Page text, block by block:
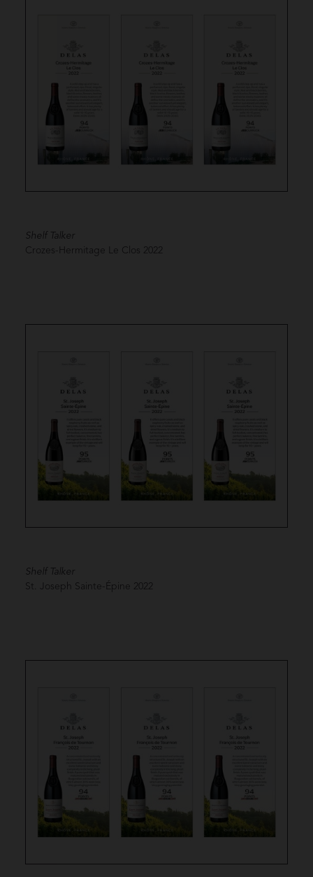
Shelf Talker
Crozes-Hermitage Le Clos 2022
Shelf Talker
St. Joseph Sainte-Épine 2022